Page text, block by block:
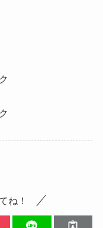
ね！